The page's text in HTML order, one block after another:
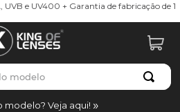
UVB e UV400 + Garantia de fabricação de 1
modelo
modelo? Veja aqui!